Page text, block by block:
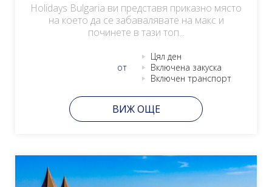
Holidays Bulgaria ви представя приказно място
на което да се забавалявате на макс и
починете в тази топ...
от
Цял ден
Включена закуска
Включен транспорт
ВИЖ ОЩЕ